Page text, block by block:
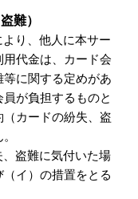
難）
り、他人に本サー
代金は、カード会
に関する定めがあ
が負担するものと
カードの紛失、盗
盗難に気付いた場
イ）の措置をとる